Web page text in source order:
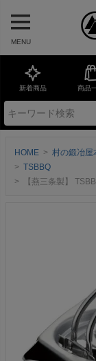
MENU
新着商品 商品
HOME 村の鍛冶屋
TSBBQ
【燕三条製】 TSBBQ スクエアケトル